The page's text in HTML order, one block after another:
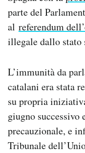
parte del
al referendum
illegale dallo stato
L’immunità da
catalani era stata
su propria
giugno
precauzionale, e
Tribunale